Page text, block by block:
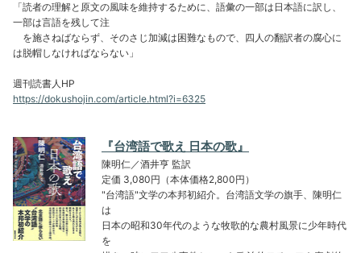
「読者の理解と原文の風味を維持するために、語彙の一部は日本語に訳し、
一部は言語を残して注
を施さねばならず、そのさじ加減は困難なもので、四人の翻訳者の腐心に
は脱帽しなければならない」
週刊読書人HP
https://dokushojin.com/article.html?i=6325
『台湾語で歌え 日本の歌』
陳明仁／酒井亨 監訳
定価 3,080円（本体価格2,800円）
"台湾語"文学の本邦初紹介。台湾語文学の旗手、陳明仁
は
日本の昭和30年代のような牧歌的な農村風景に少年時代
を